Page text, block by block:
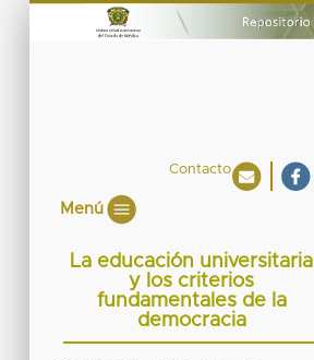
Contacto
Menú
La educación universitaria
y los criterios
fundamentales de la
democracia